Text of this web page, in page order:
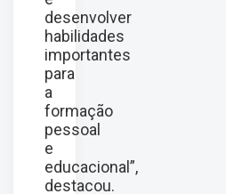
desenvolver
habilidades
importantes
para
a
formação
pessoal
e
educacional”,
destacou.